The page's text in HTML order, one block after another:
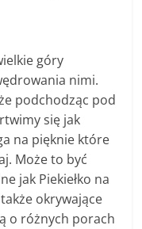
góry
nimi.
podchodząc pod
się jak
na pięknie które
Może to być
jak Piekiełko na
także okrywające
o różnych porach